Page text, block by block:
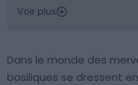
Voir plus
Dans le monde des
basiliques se dressent